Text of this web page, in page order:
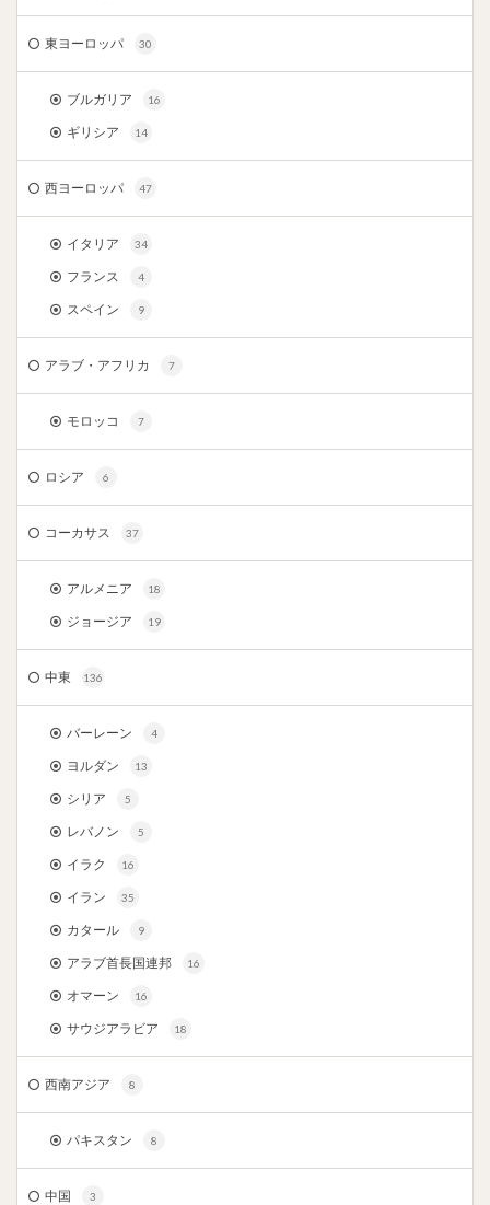
東ヨーロッパ 30
ブルガリア 16
ギリシア 14
西ヨーロッパ 47
イタリア 34
フランス 4
スペイン 9
アラブ・アフリカ 7
モロッコ 7
ロシア 6
コーカサス 37
アルメニア 18
ジョージア 19
中東 136
バーレーン 4
ヨルダン 13
シリア 5
レバノン 5
イラク 16
イラン 35
カタール 9
アラブ首長国連邦 16
オマーン 16
サウジアラビア 18
西南アジア 8
パキスタン 8
中国 3